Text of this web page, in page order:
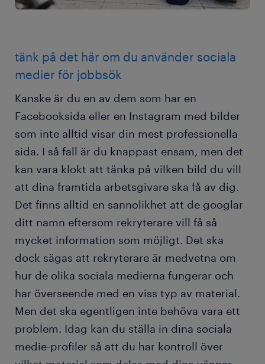
tänk på det här om du använder sociala
medier för jobbsök
Kanske är du en av dem som har en
Facebooksida eller en Instagram med bilder
som inte alltid visar din mest professionella
sida. I så fall är du knappast ensam, men det
kan vara klokt att tänka på vilken bild du vill
att dina framtida arbetsgivare ska få av dig.
Det finns alltid en sannolikhet att de googlar
ditt namn eftersom rekryterare vill få så
mycket information som möjligt. Det ska
dock sägas att rekryterare är medvetna om
hur de olika sociala medierna fungerar och
har överseende med en viss typ av material.
Men det ska egentligen inte behöva vara ett
problem. Idag kan du ställa in dina sociala
medie-profiler så att du har kontroll över